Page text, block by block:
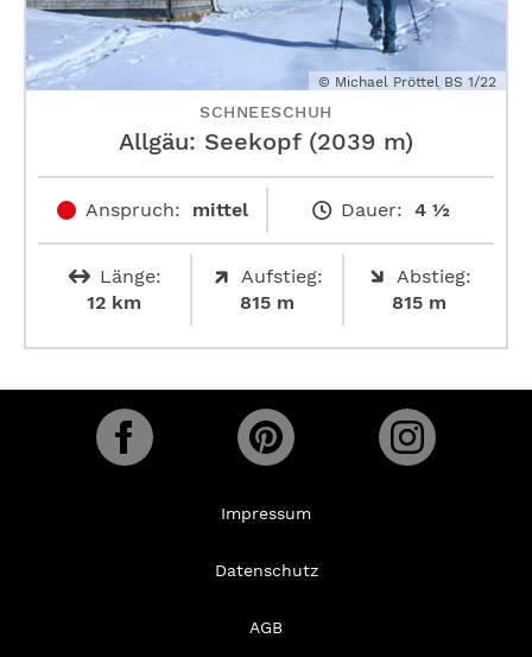
© Michael Pröttel BS 1/22
SCHNEESCHUH
Allgäu: Seekopf (2039 m)
Anspruch: mittel Dauer: 4 ½
Länge:
12 km
Aufstieg:
815 m
Abstieg:
815 m
Impressum
Datenschutz
AGB